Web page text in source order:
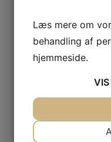
Få gratis
Vigtige
Baby
Ride-On
Kampagner
Kontakt
Læs mere om
behandling af
hjemmeside.
VIS